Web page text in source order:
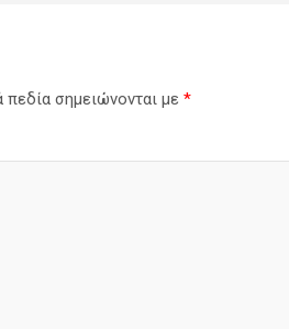
σημειώνονται με *